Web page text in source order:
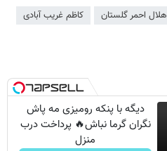
هلال احمر گلستان
کاظم غریب آبادی
دیگه با پنکه رومیزی مه پاش
نگران گرما نباش🔥 پرداخت درب
منزل